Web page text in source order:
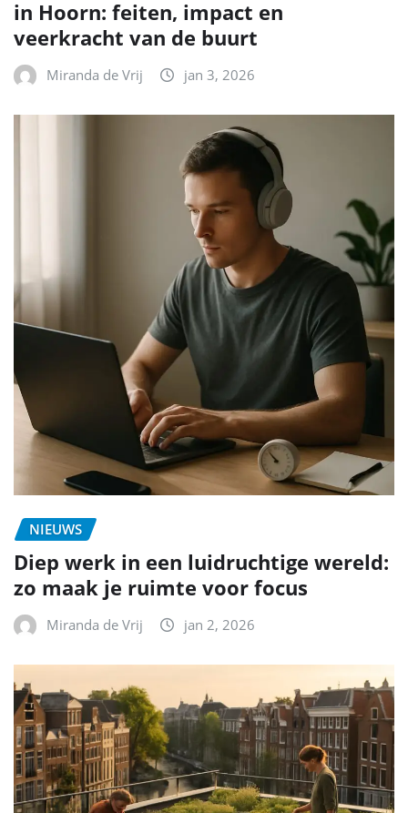
in Hoorn: feiten, impact en
veerkracht van de buurt
Miranda de Vrij jan 3, 2026
NIEUWS
Diep werk in een luidruchtige wereld:
zo maak je ruimte voor focus
Miranda de Vrij jan 2, 2026